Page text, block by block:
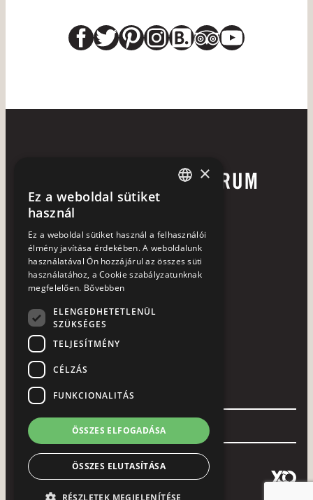
Facebook
Twitter
Pinterest
Instagram
LinkLink
+36 72 252 113
NTAK azonosító: SZ19000531
HASZNOS LINKEK
RÓLUNK
Kapcsolat
Környezettudatosság
Beruházásaink
Adatvédelmi nyilatkozat
Panaszbejelentés
Pályázatok
Copyright 2015 – 2023 © Laterum Kft.
×
Ez a weboldal sütiket
használ
Ez a weboldal sütiket használ a felhasználói
élmény javítása érdekében. A weboldalunk
használatával Ön hozzájárul az összes süti
használatához, a Cookie szabályzatunknak
megfelelően. Bővebben
ELENGEDHETETLENÜL
SZÜKSÉGES
TELJESÍTMÉNY
CÉLZÁS
FUNKCIONALITÁS
ÖSSZES ELFOGADÁSA
ÖSSZES ELUTASÍTÁSA
RÉSZLETEK MEGJELENÍTÉSE